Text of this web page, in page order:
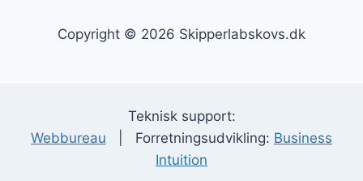
Copyright © 2026 Skipperlabskovs.dk
Teknisk support:
Webbureau | Forretningsudvikling: Business
Intuition